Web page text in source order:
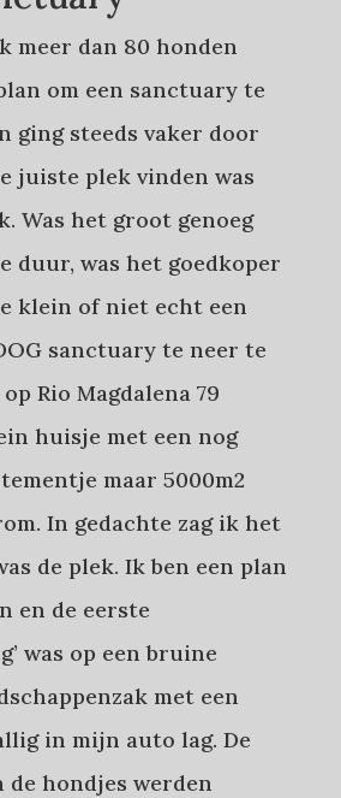
meer dan 80 honden
om een sanctuary te
ging steeds vaker door
juiste plek vinden was
Was het groot genoeg
duur, was het goedkoper
klein of niet echt een
sanctuary te neer te
Rio Magdalena 79
huisje met een nog
maar 5000m2
In gedachte zag ik het
de plek. Ik ben een plan
en de eerste
was op een bruine
met een
in mijn auto lag. De
de hondjes werden